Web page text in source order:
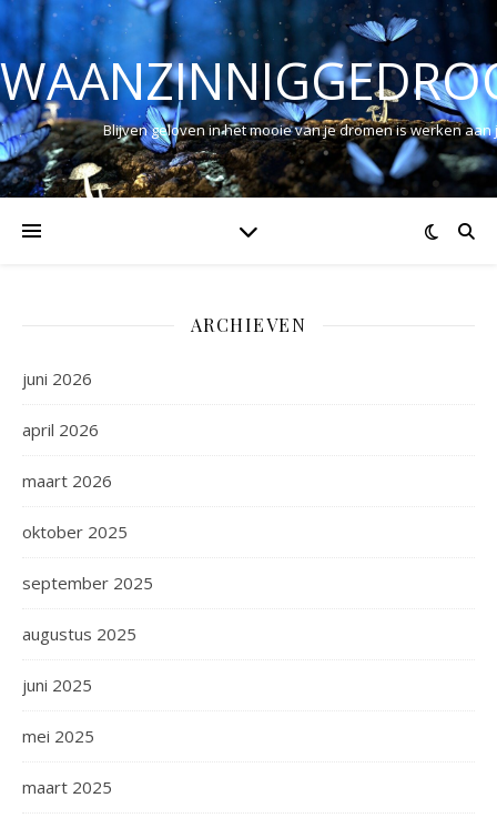
Blijven geloven in het mooie van je dromen is werken aan
ARCHIEVEN
juni 2026
april 2026
maart 2026
oktober 2025
september 2025
augustus 2025
juni 2025
mei 2025
maart 2025